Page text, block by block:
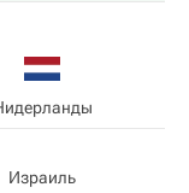
Израиль